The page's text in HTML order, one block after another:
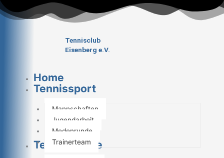
Zum
Inhalt
Tennisclub
Eisenberg e.V.
Home
Tennissport
Mannschaften
Jugendarbeit
Medenrunde
Trainerteam
Tennisanlage